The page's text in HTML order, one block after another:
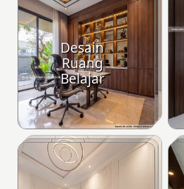
Desain
Ruang
Belajar